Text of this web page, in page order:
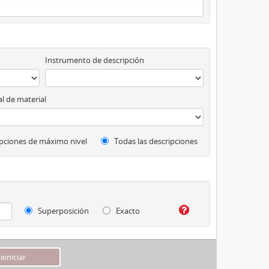
Instrumento de descripción
de material
de máximo nivel Todas las descripciones
Superposición Exacto